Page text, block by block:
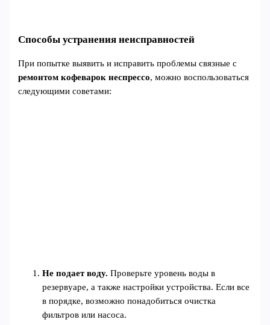
Способы устранения неисправностей
При попытке выявить и исправить проблемы связные с
ремонтом кофеварок неспрессо, можно воспользоваться
следующими советами:
Не подает воду. Проверьте уровень воды в
резервуаре, а также настройки устройства. Если все
в порядке, возможно понадобиться очистка
фильтров или насоса.